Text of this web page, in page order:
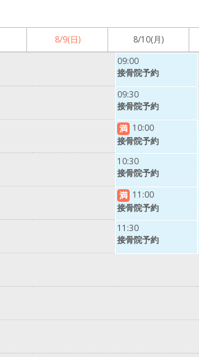
8/9(日) 8/10(月)
09:00
接骨院予約
09:30
接骨院予約
満 10:00
接骨院予約
10:30
接骨院予約
満 11:00
接骨院予約
11:30
接骨院予約